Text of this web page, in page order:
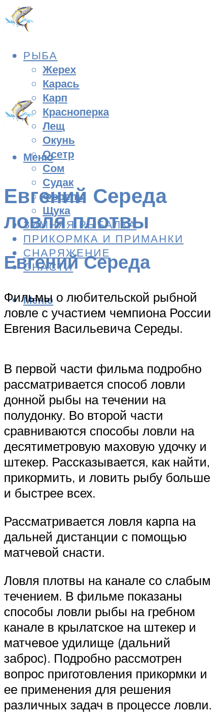
РЫБА
Жерех
Карась
Карп
Красноперка
Лещ
Окунь
Осетр
Сом
Судак
Форель
Щука
ЗИМНЯЯ РЫБАЛКА
ПРИКОРМКА И ПРИМАНКИ
СНАРЯЖЕНИЕ
СНАСТИ
Меню
Меню
Евгений Середа
ловля плотвы
Евгений Середа
Фильмы о любительской рыбной
ловле с участием чемпиона России
Евгения Васильевича Середы.
В первой части фильма подробно
рассматривается способ ловли
донной рыбы на течении на
полудонку. Во второй части
сравниваются способы ловли на
десятиметровую маховую удочку и
штекер. Рассказывается, как найти,
прикормить, и ловить рыбу больше
и быстрее всех.
Рассматривается ловля карпа на
дальней дистанции с помощью
матчевой снасти.
Ловля плотвы на канале со слабым
течением. В фильме показаны
способы ловли рыбы на гребном
канале в крылатское на штекер и
матчевое удилище (дальний
заброс). Подробно рассмотрен
вопрос приготовления прикормки и
ее применения для решения
различных задач в процессе ловли.